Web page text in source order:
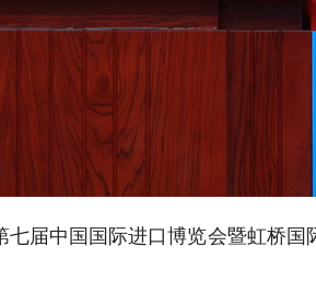
届中国国际进口博览会暨虹桥国